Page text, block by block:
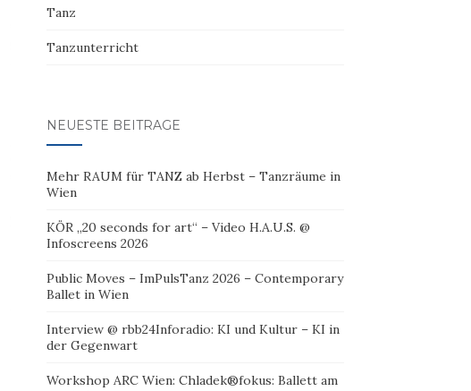
Tanz
Tanzunterricht
NEUESTE BEITRÄGE
Mehr RAUM für TANZ ab Herbst – Tanzräume in
Wien
KÖR „20 seconds for art“ – Video H.A.U.S. @
Infoscreens 2026
Public Moves – ImPulsTanz 2026 – Contemporary
Ballet in Wien
Interview @ rbb24Inforadio: KI und Kultur – KI in
der Gegenwart
Workshop ARC Wien: Chladek®fokus: Ballett am